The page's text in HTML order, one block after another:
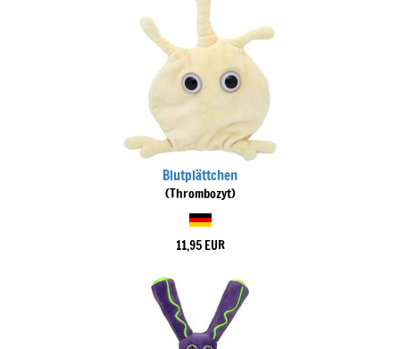
Blutplättchen
(Thrombozyt)
11,95 EUR